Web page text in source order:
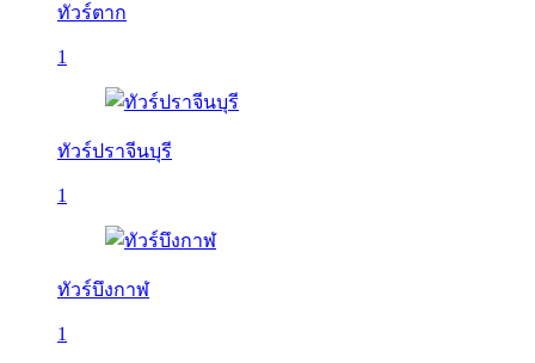
ทัวร์ตาก
1
ทัวร์ปราจีนบุรี
1
ทัวร์บึงกาฬ
1